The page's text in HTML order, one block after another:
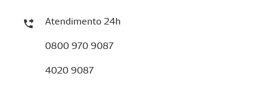
Atendimento 24h
0800 970 9087
4020 9087